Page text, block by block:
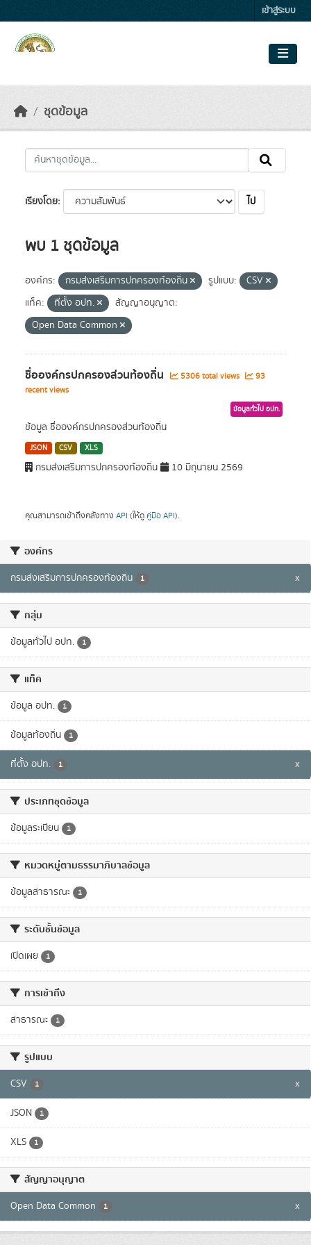
เข้าสู่ระบบ
ชุดข้อมูล
องค์กร
กรมส่งเสริมการปกครองท้องถิ่น 1 x
กลุ่ม
ข้อมูลทั่วไป อปท. 1
แท็ค
ข้อมูล อปท. 1
ข้อมูลท้องถิ่น 1
ที่ตั้ง อปท. 1 x
ประเภทชุดข้อมูล
ข้อมูลระเบียน 1
หมวดหมู่ตามธรรมาภิบาลข้อมูล
ข้อมูลสาธารณะ 1
ระดับชั้นข้อมูล
เปิดเผย 1
การเข้าถึง
สาธารณะ 1
รูปแบบ
CSV 1 x
JSON 1
XLS 1
สัญญาอนุญาต
Open Data Common 1 x
เรียงโดย ไป
พบ 1 ชุดข้อมูล
องค์กร: กรมส่งเสริมการปกครองท้องถิ่น รูปแบบ:
CSV
แท็ค:
ที่ตั้ง อปท.
สัญญาอนุญาต:
Open Data Common
ชื่อองค์กรปกครองส่วนท้องถิ่น 5306 total views
93
recent views
ข้อมูลทั่วไป อปท.
ข้อมูล ชื่อองค์กรปกครองส่วนท้องถิ่น
JSON CSV XLS
กรมส่งเสริมการปกครองท้องถิ่น 10 มิถุนายน 2569
คุณสามารถเข้าถึงคลังทาง API (ให้ดู คู่มือ API).